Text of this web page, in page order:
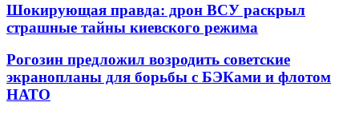
Шокирующая правда: дрон ВСУ раскрыл
страшные тайны киевского режима
Рогозин предложил возродить советские
экранопланы для борьбы с БЭКами и флотом
НАТО